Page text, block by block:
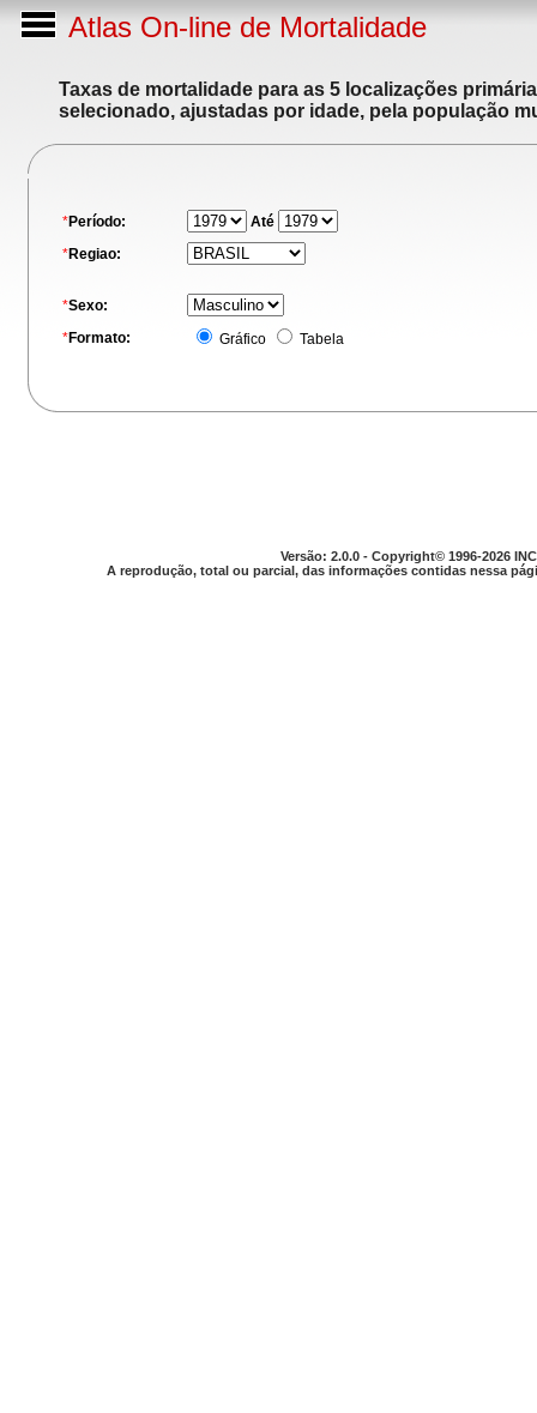
Atlas On-line de Mortalidade
Taxas de mortalidade para as 5 localizações
selecionado, ajustadas por idade, pela população
*Período:
Até
*Regiao:
*Sexo:
*Formato: Gráfico Tabela
Versão: 2.0.0 - Copyright© 1996-2026
A reprodução, total ou parcial, das informações contidas nessa